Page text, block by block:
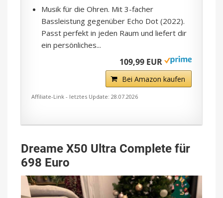
Musik für die Ohren. Mit 3-facher
Bassleistung gegenüber Echo Dot (2022).
Passt perfekt in jeden Raum und liefert dir
ein persönliches...
109,99 EUR
Bei Amazon kaufen
Affiliate-Link - letztes Update: 28.07.2026
Dreame X50 Ultra Complete für
698 Euro